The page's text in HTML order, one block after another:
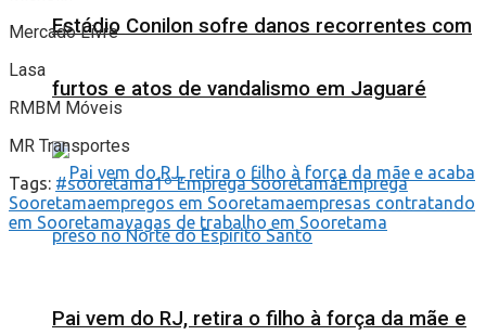
Estádio Conilon sofre danos recorrentes com
furtos e atos de vandalismo em Jaguaré
Pai vem do RJ, retira o filho à força da mãe e
Mercado Livre
Lasa
RMBM Móveis
MR Transportes
Tags: #sooretama1º Emprega SooretamaEmprega
Sooretamaempregos em Sooretamaempresas contratando
em Sooretamavagas de trabalho em Sooretama